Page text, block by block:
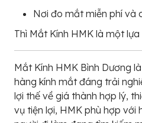
Nơi đo mắt miễn phí và
Thì Mắt Kính HMK là một
Mắt Kính HMK Bình Dương
hàng kính mắt đáng trải
lợi thế về giá thành hợp lý,
vụ tiện lợi, HMK phù hợp với